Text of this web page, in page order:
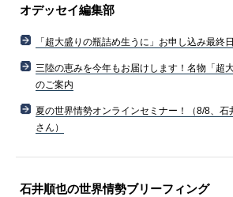
オデッセイ編集部
「超大盛りの瓶詰め生うに」お申し込み最終
三陸の恵みを今年もお届けします！名物「超
のご案内
夏の世界情勢オンラインセミナー！（8/8、石
さん）
石井順也の世界情勢ブリーフィング